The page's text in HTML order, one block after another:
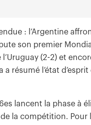
: l’Argentine
son premier
(2-2) et
a résumé l’état
lancent la phase à
la compétition. Pour